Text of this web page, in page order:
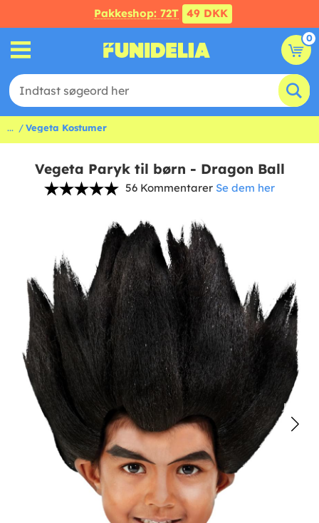
Pakkeshop: 72T 49 DKK
0
... Vegeta Kostumer
Vegeta Paryk til børn - Dragon Ball
56 Kommentarer Se dem her